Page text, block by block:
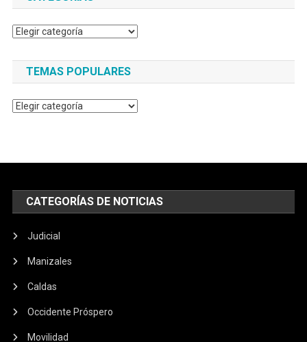
Categorías
TEMAS POPULARES
Temas
CATEGORÍAS DE NOTICIAS
Judicial
Manizales
Caldas
Occidente Próspero
Movilidad